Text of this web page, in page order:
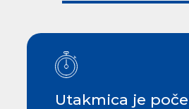
Utakmica je